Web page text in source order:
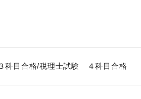
目合格/税理士試験 ４科目合格